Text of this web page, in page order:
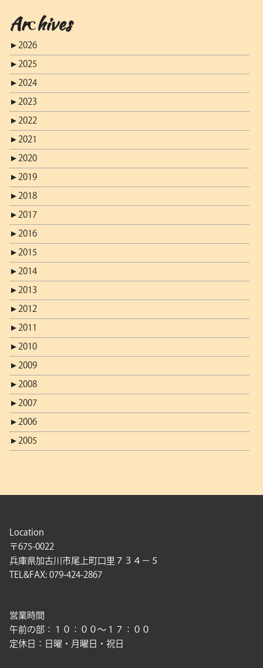
Archives
► 2026
► 2025
► 2024
► 2023
► 2022
► 2021
► 2020
► 2019
► 2018
► 2017
► 2016
► 2015
► 2014
► 2013
► 2012
► 2011
► 2010
► 2009
► 2008
► 2007
► 2006
► 2005
Location
〒675-0022
兵庫県加古川市尾上町口里７３４－５
TEL&FAX: 079-424-2867
営業時間
午前の部：１０：００〜１７：００
定休日：日曜・月曜日・祝日